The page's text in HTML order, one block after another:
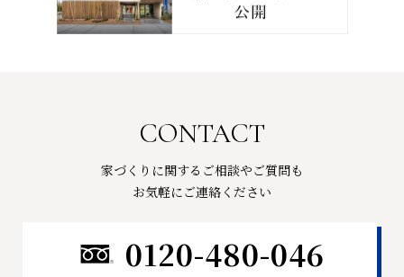
CONTACT
家づくりに関するご相談やご質問も
お気軽にご連絡ください
0120-480-046